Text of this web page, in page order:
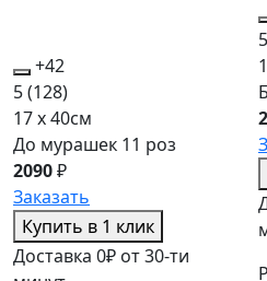
+42
5(128)
17 x 40см
До мурашек 11 роз
2090₽
Заказать
Купить в 1 клик
Доставка 0₽ от 30-ти
5